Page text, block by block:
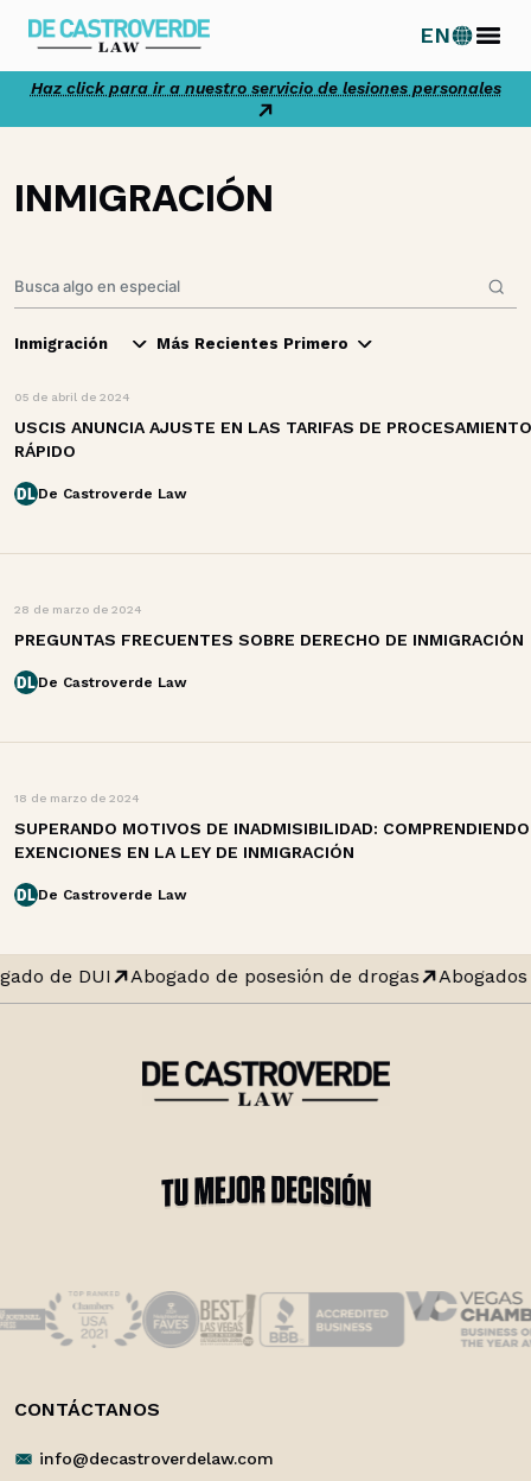
contenido
EN
Haz click para ir a nuestro servicio de lesiones personales
INMIGRACIÓN
Inmigración Más Recientes Primero
05 de abril de 2024
USCIS ANUNCIA AJUSTE EN LAS TARIFAS DE PROCESAMIENTO
RÁPIDO
De Castroverde Law
28 de marzo de 2024
PREGUNTAS FRECUENTES SOBRE DERECHO DE INMIGRACIÓN
De Castroverde Law
18 de marzo de 2024
SUPERANDO MOTIVOS DE INADMISIBILIDAD: COMPRENDIENDO
EXENCIONES EN LA LEY DE INMIGRACIÓN
De Castroverde Law
de DUI Abogado de posesión de drogas
CONTÁCTANOS
info@decastroverdelaw.com